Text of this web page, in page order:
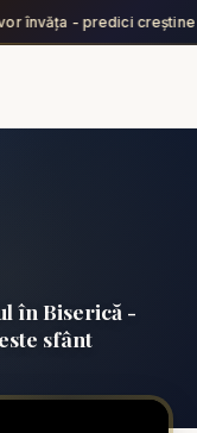
învăța - predici creștine✦
în Biserică -
sfânt